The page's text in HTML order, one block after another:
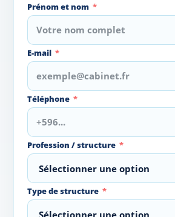
Prénom et nom
E-mail
Téléphone
Profession / structure
Type de structure